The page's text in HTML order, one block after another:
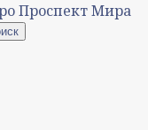
Проспект Мира